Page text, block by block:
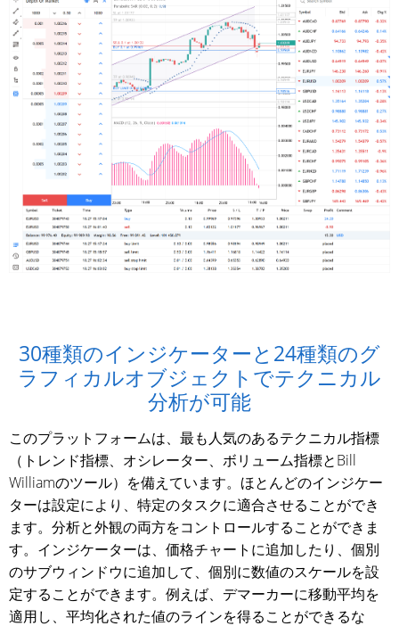
30種類のインジケーターと24種類のグ
ラフィカルオブジェクトでテクニカル
分析が可能
このプラットフォームは、最も人気のあるテクニカル指標
（トレンド指標、オシレーター、ボリューム指標とBill
Williamのツール）を備えています。ほとんどのインジケー
ターは設定により、特定のタスクに適合させることができ
ます。分析と外観の両方をコントロールすることができま
す。インジケーターは、価格チャートに追加したり、個別
のサブウィンドウに追加して、個別に数値のスケールを設
定することができます。例えば、デマーカーに移動平均を
適用し、平均化された値のラインを得ることができるな